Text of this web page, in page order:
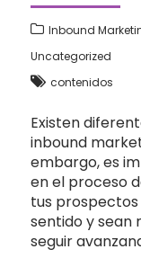
Inbound
Uncategorized
contenidos
Existen
inbound
embargo, es
en el proceso
tus
sentido y sean
seguir